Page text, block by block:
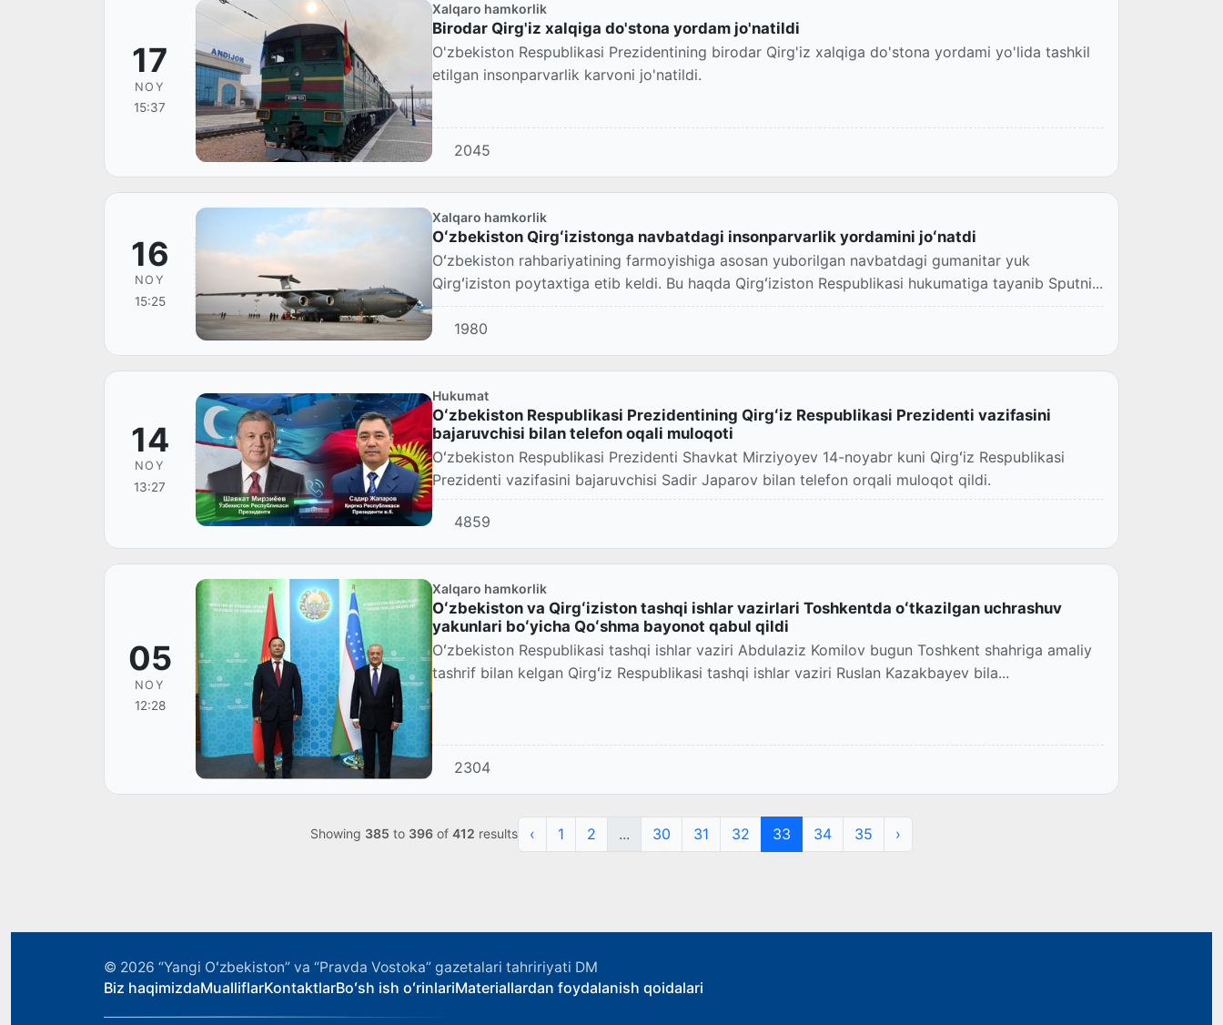
17
NOY
15:37
Xalqaro hamkorlik
Birodar Qirg'iz xalqiga do'stona yordam jo'natildi
O'zbekiston Respublikasi Prezidentining birodar Qirg'iz xalqiga do'stona yordami yo'lida tashkil
etilgan insonparvarlik karvoni jo'natildi.
2045
16
NOY
15:25
Xalqaro hamkorlik
Oʻzbekiston Qirgʻizistonga navbatdagi insonparvarlik yordamini joʻnatdi
Oʻzbekiston rahbariyatining farmoyishiga asosan yuborilgan navbatdagi gumanitar yuk
Qirgʻiziston poytaxtiga etib keldi. Bu haqda Qirgʻiziston Respublikasi hukumatiga tayanib Sputni...
1980
14
NOY
13:27
Hukumat
Oʻzbekiston Respublikasi Prezidentining Qirgʻiz Respublikasi Prezidenti vazifasini
bajaruvchisi bilan telefon oqali muloqoti
Oʻzbekiston Respublikasi Prezidenti Shavkat Mirziyoyev 14-noyabr kuni Qirgʻiz Respublikasi
Prezidenti vazifasini bajaruvchisi Sadir Japarov bilan telefon orqali muloqot qildi.
4859
05
NOY
12:28
Xalqaro hamkorlik
Oʻzbekiston va Qirgʻiziston tashqi ishlar vazirlari Toshkentda oʻtkazilgan uchrashuv
yakunlari boʻyicha Qoʻshma bayonot qabul qildi
Oʻzbekiston Respublikasi tashqi ishlar vaziri Abdulaziz Komilov bugun Toshkent shahriga amaliy
tashrif bilan kelgan Qirgʻiz Respublikasi tashqi ishlar vaziri Ruslan Kazakbayev bila...
2304
Showing 385 to 396 of 412 results ‹ 1 2 ... 30 31 32 33 34 35 ›
© 2026 “Yangi Oʻzbekiston” va “Pravda Vostoka” gazetalari tahririyati DM
Biz haqimizdaMualliflarKontaktlarBoʻsh ish oʻrinlariMateriallardan foydalanish qoidalari